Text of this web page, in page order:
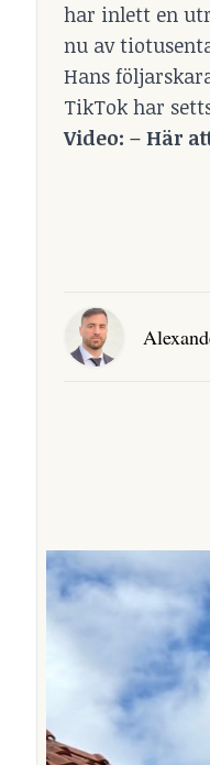
har inlett en
nu av
Hans
TikTok har
Video: – Här